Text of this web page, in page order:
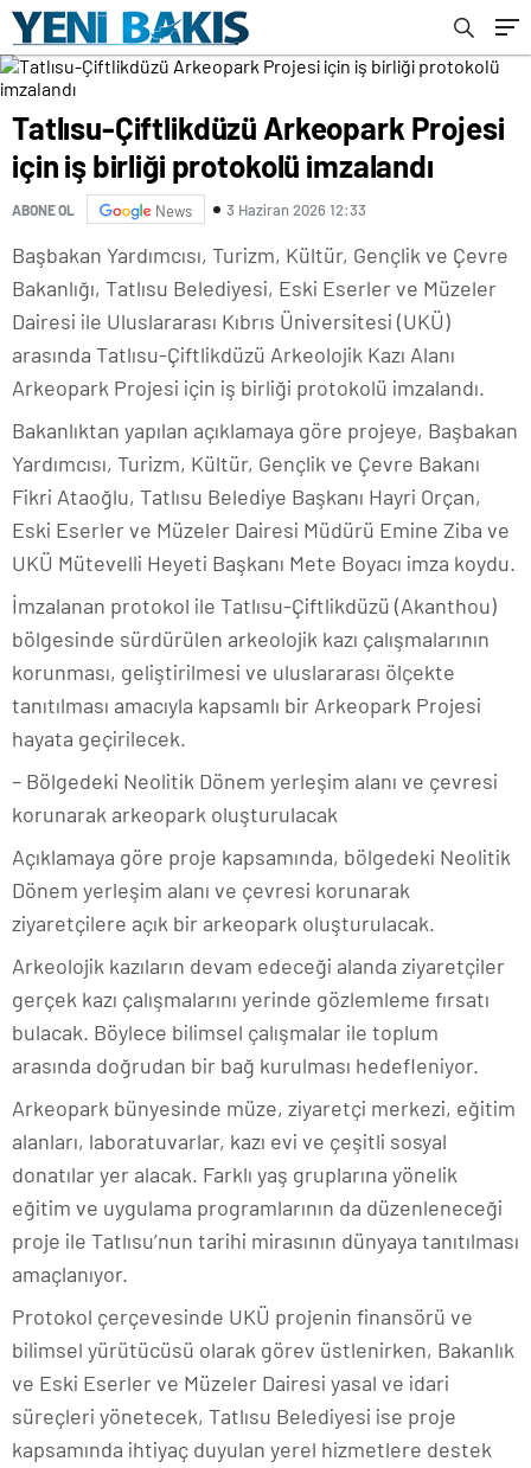
Tatlısu-Çiftlikdüzü Arkeopark Projesi
için iş birliği protokolü imzalandı
ABONE OL News 3 Haziran 2026 12:33
Başbakan Yardımcısı, Turizm, Kültür, Gençlik ve Çevre
Bakanlığı, Tatlısu Belediyesi, Eski Eserler ve Müzeler
Dairesi ile Uluslararası Kıbrıs Üniversitesi (UKÜ)
arasında Tatlısu-Çiftlikdüzü Arkeolojik Kazı Alanı
Arkeopark Projesi için iş birliği protokolü imzalandı.
Bakanlıktan yapılan açıklamaya göre projeye, Başbakan
Yardımcısı, Turizm, Kültür, Gençlik ve Çevre Bakanı
Fikri Ataoğlu, Tatlısu Belediye Başkanı Hayri Orçan,
Eski Eserler ve Müzeler Dairesi Müdürü Emine Ziba ve
UKÜ Mütevelli Heyeti Başkanı Mete Boyacı imza koydu.
İmzalanan protokol ile Tatlısu-Çiftlikdüzü (Akanthou)
bölgesinde sürdürülen arkeolojik kazı çalışmalarının
korunması, geliştirilmesi ve uluslararası ölçekte
tanıtılması amacıyla kapsamlı bir Arkeopark Projesi
hayata geçirilecek.
– Bölgedeki Neolitik Dönem yerleşim alanı ve çevresi
korunarak arkeopark oluşturulacak
Açıklamaya göre proje kapsamında, bölgedeki Neolitik
Dönem yerleşim alanı ve çevresi korunarak
ziyaretçilere açık bir arkeopark oluşturulacak.
Arkeolojik kazıların devam edeceği alanda ziyaretçiler
gerçek kazı çalışmalarını yerinde gözlemleme fırsatı
bulacak. Böylece bilimsel çalışmalar ile toplum
arasında doğrudan bir bağ kurulması hedefleniyor.
Arkeopark bünyesinde müze, ziyaretçi merkezi, eğitim
alanları, laboratuvarlar, kazı evi ve çeşitli sosyal
donatılar yer alacak. Farklı yaş gruplarına yönelik
eğitim ve uygulama programlarının da düzenleneceği
proje ile Tatlısu’nun tarihi mirasının dünyaya tanıtılması
amaçlanıyor.
Protokol çerçevesinde UKÜ projenin finansörü ve
bilimsel yürütücüsü olarak görev üstlenirken, Bakanlık
ve Eski Eserler ve Müzeler Dairesi yasal ve idari
süreçleri yönetecek, Tatlısu Belediyesi ise proje
kapsamında ihtiyaç duyulan yerel hizmetlere destek